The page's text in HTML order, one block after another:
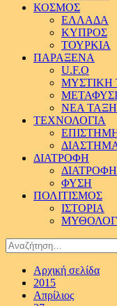
ΚΟΣΜΟΣ
ΕΛΛΑΔΑ
ΚΥΠΡΟΣ
ΤΟΥΡΚΙΑ
ΠΑΡΑΞΕΝΑ
U.F.O
ΜΥΣΤΙΚΗ
ΝΕΑ ΤΑΞΗ
ΤΕΧΝΟΛΟΓΙΑ
ΔΙΑΤΡΟΦΗ
ΔΙΑΤΡΟΦΗ
ΦΥΣΗ
ΠΟΛΙΤΙΣΜΟΣ
ΙΣΤΟΡΙΑ
Αναζήτηση
για:
Αρχική σελίδα
2015
Απρίλιος